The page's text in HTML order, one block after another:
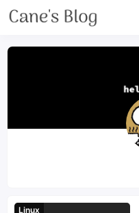
Linux